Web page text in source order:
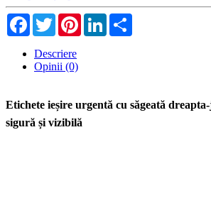
Facebook
TwitterPinterestLinkedIn
Descriere
Opinii (0)
Etichete ieșire urgentă cu săgeată
sigură și vizibilă